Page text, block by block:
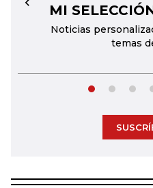
MI
Noticias
temas
←